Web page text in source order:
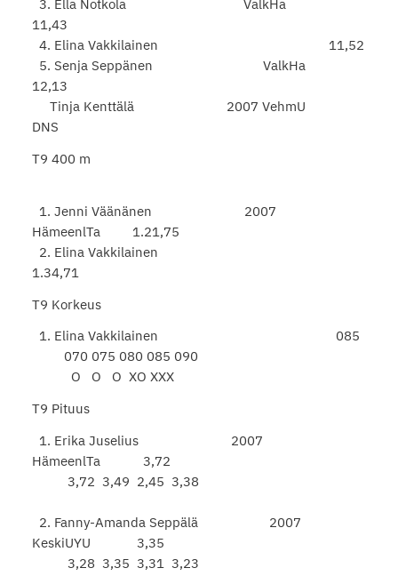
3. Ella Notkola ValkHa
11,43
4. Elina Vakkilainen 11,52
5. Senja Seppänen ValkHa
12,13
Tinja Kenttälä 2007 VehmU
DNS
T9 400 m
1. Jenni Väänänen 2007
HämeenlTa 1.21,75
2. Elina Vakkilainen
1.34,71
T9 Korkeus
1. Elina Vakkilainen 085
070 075 080 085 090
O O O XO XXX
T9 Pituus
1. Erika Juselius 2007
HämeenlTa 3,72
3,72 3,49 2,45 3,38
2. Fanny-Amanda Seppälä 2007
KeskiUYU 3,35
3,28 3,35 3,31 3,23